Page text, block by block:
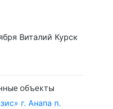
Виталий Курск
объекты